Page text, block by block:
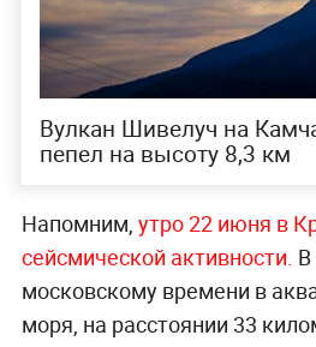
Вулкан Шивелуч на
пепел на высоту 8,3 км
Напомним, утро 22 июня в
сейсмической активности. В
московскому времени в
моря, на расстоянии 33